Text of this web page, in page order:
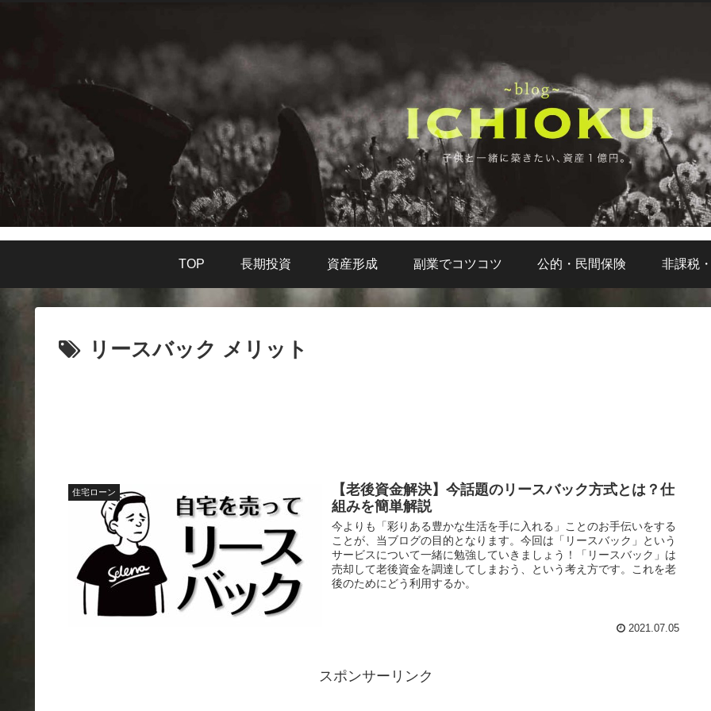
TOP 長期投資 資産形成 副業でコツコツ 公的・民間保険 非課税
リースバック メリット
住宅ローン
【老後資金解決】今話題のリースバック方式とは？仕
組みを簡単解説
今よりも「彩りある豊かな生活を手に入れる」ことのお手伝いをする
ことが、当ブログの目的となります。今回は「リースバック」という
サービスについて一緒に勉強していきましょう！「リースバック」は
売却して老後資金を調達してしまおう、という考え方です。これを老
後のためにどう利用するか。
2021.07.05
スポンサーリンク